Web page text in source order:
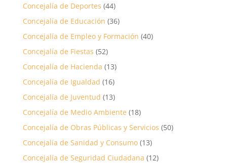
Concejalía de Deportes (44)
Concejalía de Educación (36)
Concejalía de Empleo y Formación (40)
Concejalía de Fiestas (52)
Concejalía de Hacienda (13)
Concejalía de Igualdad (16)
Concejalía de Juventud (13)
Concejalía de Medio Ambiente (18)
Concejalía de Obras Públicas y Servicios (50)
Concejalía de Sanidad y Consumo(13)
Concejalía de Seguridad Ciudadana (12)